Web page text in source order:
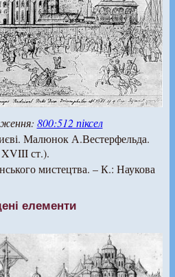
800:512 піксел
Малюнок А.Вестерфельда.
ст.).
мистецтва. – К.: Наукова
елементи